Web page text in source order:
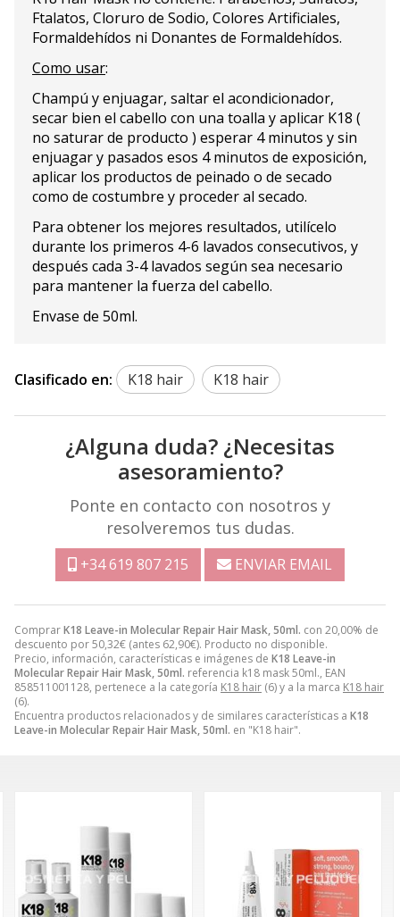
ComprarK18 Leave-in Molecular Repair Hair Mask, 50ml. con 20,00% de
descuento por50,32€ (antes 62,90€). Producto no disponible.
Precio, información, características e imágenes de K18 Leave-in
Molecular Repair Hair Mask, 50ml. referencia k18 mask 50ml., EAN
858511001128, pertenece a la categoría K18 hair (6) y a la marca K18 hair
(6).
Encuentra productos relacionados y de similares características a K18
Leave-in Molecular Repair Hair Mask, 50ml. en "K18 hair".
Ftalatos, Cloruro de Sodio, Colores Artificiales,
Formaldehídos ni Donantes de Formaldehídos.
Como usar:
Champú y enjuagar, saltar el acondicionador,
secar bien el cabello con una toalla y aplicar K18 (
no saturar de producto ) esperar 4 minutos y sin
enjuagar y pasados esos 4 minutos de exposición,
aplicar los productos de peinado o de secado
como de costumbre y proceder al secado.
Para obtener los mejores resultados, utilícelo
durante los primeros 4-6 lavados consecutivos, y
después cada 3-4 lavados según sea necesario
para mantener la fuerza del cabello.
Envase de 50ml.
Clasificado en: K18 hair K18 hair
¿Alguna duda? ¿Necesitas
asesoramiento?
Ponte en contacto con nosotros y
resolveremos tus dudas.
+34 619 807 215 ENVIAR EMAIL